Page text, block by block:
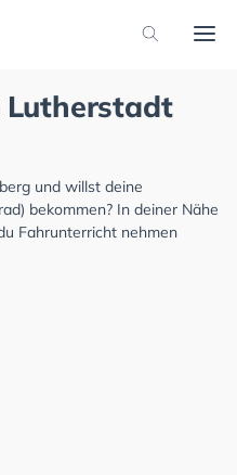
Lutherstadt
und willst deine
bekommen? In deiner Nähe
Fahrunterricht nehmen